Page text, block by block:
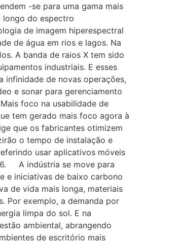
-se para uma gama mais
longo do espectro
de imagem hiperespectral
de água em rios e lagos. Na
A banda de raios X tem sido
industriais. E esses
infinidade de novas operações,
e sonar para gerenciamento
foco na usabilidade de
tem gerado mais foco agora à
que os fabricantes otimizem
o tempo de instalação e
usar aplicativos móveis
6. A indústria se move para
e iniciativas de baixo carbono
de vida mais longa, materiais
Por exemplo, a demanda por
limpa do sol. E na
ambiental, abrangendo
de escritório mais